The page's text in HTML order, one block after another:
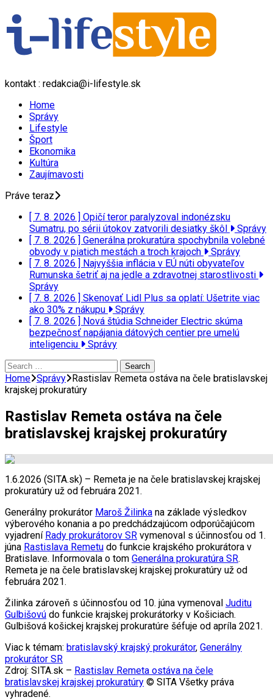
kontakt : redakcia@i-lifestyle.sk
Home
Správy
Lifestyle
Šport
Ekonomika
Kultúra
Zaujímavosti
Práve teraz
[ 7. 8. 2026 ] Opičí teror paralyzoval indonézsku
Sumatru, po sérii útokov zatvorili desiatky škôl
Správy
[ 7. 8. 2026 ] Generálna prokuratúra spochybnila volebné
obvody v piatich mestách a troch krajoch
Správy
[ 7. 8. 2026 ] Najvyššia inflácia v EÚ núti obyvateľov
Rumunska šetriť aj na jedle a zdravotnej starostlivosti
Správy
[ 7. 8. 2026 ] Skenovať Lidl Plus sa oplatí: Ušetrite viac
ako 30% z nákupu
Správy
[ 7. 8. 2026 ] Nová štúdia Schneider Electric skúma
bezpečnosť napájania dátových centier pre umelú
inteligenciu
Správy
Search
for:
Home Správy Rastislav Remeta ostáva na čele bratislavskej
krajskej prokuratúry
Rastislav Remeta ostáva na čele
bratislavskej krajskej prokuratúry
1.6.2026 (SITA.sk) – Remeta je na čele bratislavskej krajskej
prokuratúry už od februára 2021.
Generálny prokurátor Maroš Žilinka na základe výsledkov
výberového konania a po predchádzajúcom odporúčajúcom
vyjadrení Rady prokurátorov SR vymenoval s účinnosťou od 1.
júna Rastislava Remetu do funkcie krajského prokurátora v
Bratislave. Informovala o tom Generálna prokuratúra SR.
Remeta je na čele bratislavskej krajskej prokuratúry už od
februára 2021.
Žilinka zároveň s účinnosťou od 10. júna vymenoval Juditu
Gulbišovú do funkcie krajskej prokurátorky v Košiciach.
Gulbišová košickej krajskej prokuratúre šéfuje od apríla 2021.
Viac k témam: bratislavský krajský prokurátor, Generálny
prokurátor SR
Zdroj: SITA.sk – Rastislav Remeta ostáva na čele
bratislavskej krajskej prokuratúry © SITA Všetky práva
vyhradené.